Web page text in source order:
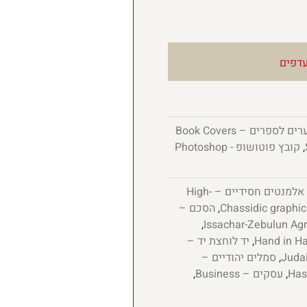
כריכות ושערים לספרים – Book Covers
,
קובץ פוטושופ - Photoshop
אלמנטים חסידיים – High-
,הסכם –
,
, יד לוחצת יד –
, סמלים יהודיים –
, עסקים – Business ,